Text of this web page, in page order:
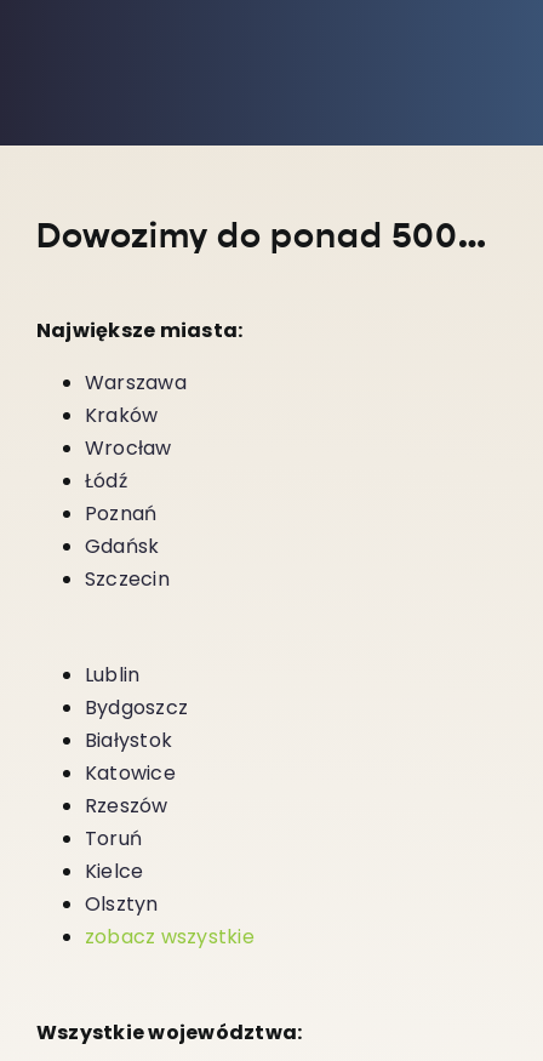
Dowozimy do ponad 5000 miejscowości w całym kraju!
Największe miasta:
Warszawa
Kraków
Wrocław
Łódź
Poznań
Gdańsk
Szczecin
Lublin
Bydgoszcz
Białystok
Katowice
Rzeszów
Toruń
Kielce
Olsztyn
zobacz wszystkie
Wszystkie województwa: